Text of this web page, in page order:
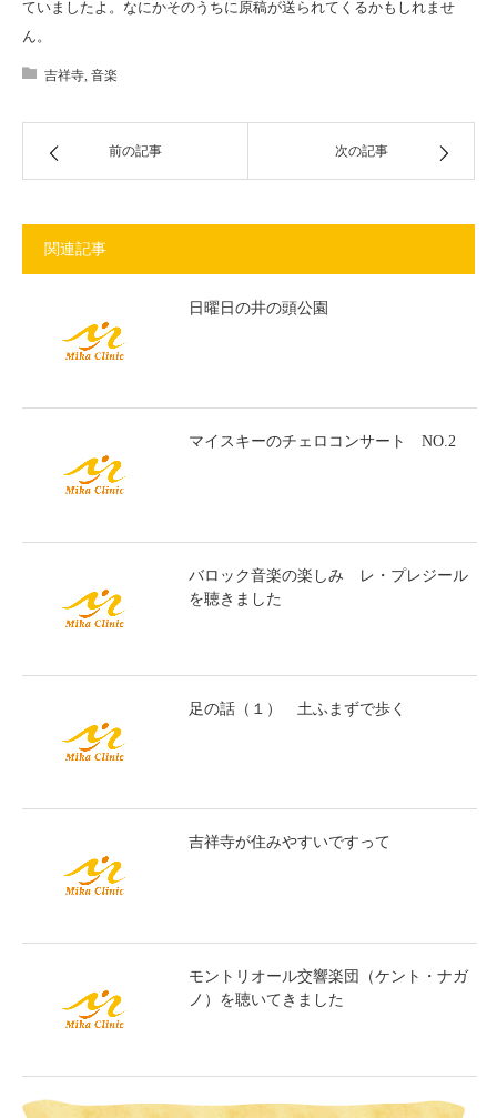
ていましたよ。なにかそのうちに原稿が送られてくるかもしれませ
ん。
吉祥寺, 音楽
前の記事 次の記事
関連記事
日曜日の井の頭公園
マイスキーのチェロコンサート NO.2
バロック音楽の楽しみ レ・プレジール
を聴きました
足の話（１） 土ふまずで歩く
吉祥寺が住みやすいですって
モントリオール交響楽団（ケント・ナガ
ノ）を聴いてきました